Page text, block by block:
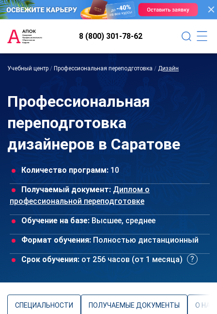
8 (800) 301-78-62
Учебный центр / Профессиональная переподготовка / Дизайн
Профессиональная
переподготовка
дизайнеров в Саратове
Количество программ: 10
Получаемый документ: Диплом о
профессиональной переподготовке
Обучение на базе: Высшее, среднее
Формат обучения: Полностью дистанционный
Срок обучения: от 256 часов (от 1 месяца)
СПЕЦИАЛЬНОСТИ ПОЛУЧАЕМЫЕ ДОКУМЕНТЫ О